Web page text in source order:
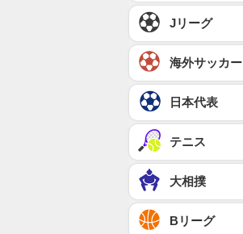
Jリーグ
海外サッカー
日本代表
テニス
大相撲
Bリーグ